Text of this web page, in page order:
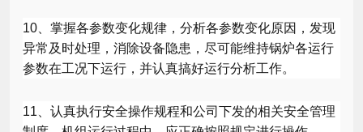
10 、掌握各参数变化规律，分析各参数变化原因，发现
异常及时处理，消除设备隐患，尽可能维持锅炉各运行
参数在工况下运行，并认真搞好运行分析工作。
11、认真执行安全操作规程和公司下发的相关安全管理